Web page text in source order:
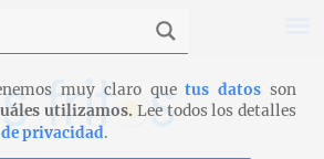
muy claro quetus datos son
utilizamos. Lee todos los detalles
privacidad.